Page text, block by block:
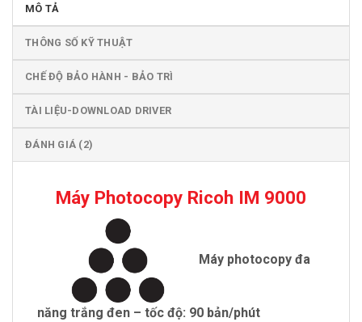
MÔ TẢ
THÔNG SỐ KỸ THUẬT
CHẾ ĐỘ BẢO HÀNH - BẢO TRÌ
TÀI LIỆU-DOWNLOAD DRIVER
ĐÁNH GIÁ (2)
Máy Photocopy Ricoh IM 9000
Máy photocopy đa
năng trắng đen – tốc độ: 90 bản/phút